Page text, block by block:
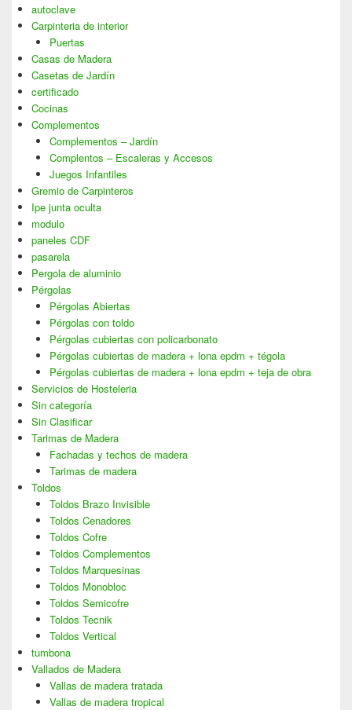
autoclave
Carpinteria de interior
Puertas
Casas de Madera
Casetas de Jardín
certificado
Cocinas
Complementos
Complementos – Jardín
Complentos – Escaleras y Accesos
Juegos Infantiles
Gremio de Carpinteros
Ipe junta oculta
modulo
paneles CDF
pasarela
Pergola de aluminio
Pérgolas
Pérgolas Abiertas
Pérgolas con toldo
Pérgolas cubiertas con policarbonato
Pérgolas cubiertas de madera + lona epdm + tégola
Pérgolas cubiertas de madera + lona epdm + teja de obra
Servicios de Hosteleria
Sin categoría
Sin Clasificar
Tarimas de Madera
Fachadas y techos de madera
Tarimas de madera
Toldos
Toldos Brazo Invisible
Toldos Cenadores
Toldos Cofre
Toldos Complementos
Toldos Marquesinas
Toldos Monobloc
Toldos Semicofre
Toldos Tecnik
Toldos Vertical
tumbona
Vallados de Madera
Vallas de madera tratada
Vallas de madera tropical